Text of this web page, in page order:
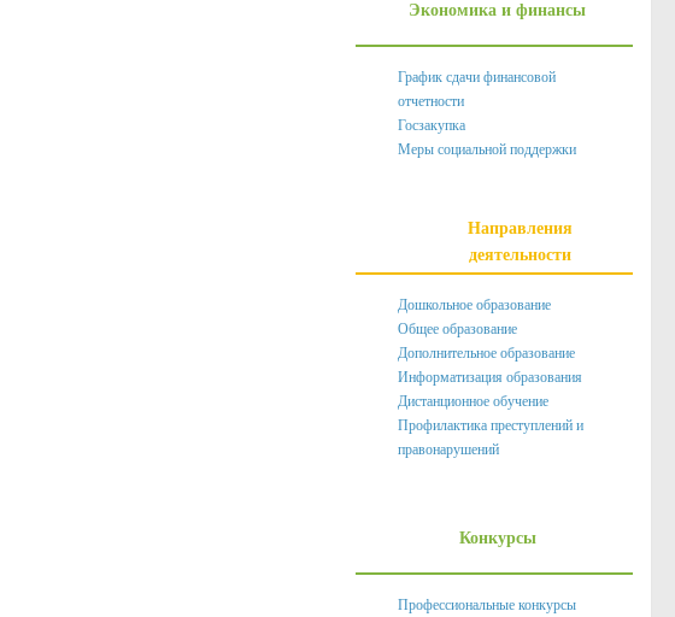
Экономика и финансы
График сдачи финансовой
отчетности
Госзакупка
Меры социальной поддержки
Направления
деятельности
Дошкольное образование
Общее образование
Дополнительное образование
Информатизация образования
Дистанционное обучение
Профилактика преступлений и
правонарушений
Конкурсы
Профессиональные конкурсы